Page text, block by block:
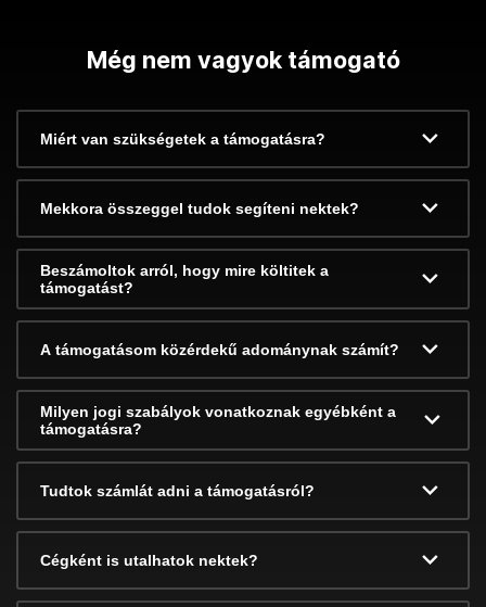
Még nem vagyok támogató
Miért van szükségetek a támogatásra?
Mekkora összeggel tudok segíteni nektek?
Beszámoltok arról, hogy mire költitek a
támogatást?
A támogatásom közérdekű adománynak számít?
Milyen jogi szabályok vonatkoznak egyébként a
támogatásra?
Tudtok számlát adni a támogatásról?
Cégként is utalhatok nektek?